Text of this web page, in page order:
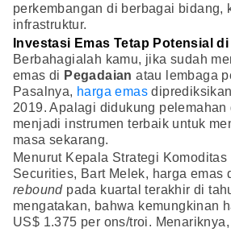
perkembangan di berbagai bidang,
infrastruktur.
Investasi Emas Tetap Potensial
Berbahagialah kamu, jika sudah
emas di Pegadaian atau lembaga
Pasalnya, harga emas
2019. Apalagi didukung pelemahan
menjadi instrumen terbaik untuk
masa sekarang.
Menurut Kepala Strategi Komoditas
Securities, Bart Melek, harga emas
reboundpada kuartal terakhir di
mengatakan, bahwa kemungkinan
US$ 1.375 per ons/troi.